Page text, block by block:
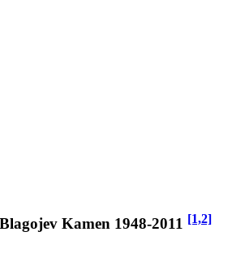
Kamen 1948-2011 [1,2]